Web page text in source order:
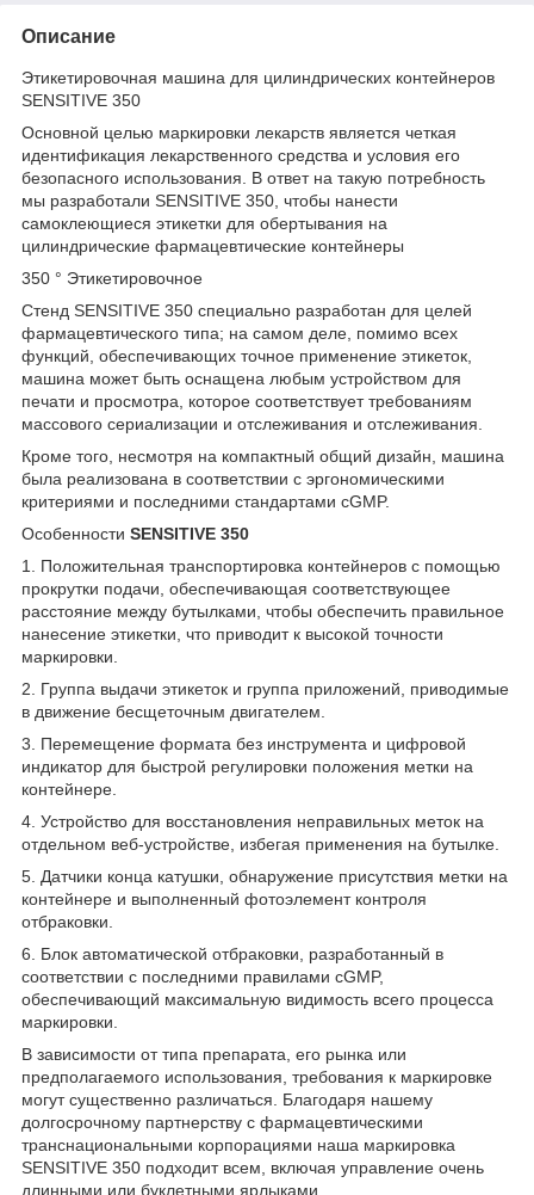
Описание
Этикетировочная машина для цилиндрических контейнеров
SENSITIVE 350
Основной целью маркировки лекарств является четкая
идентификация лекарственного средства и условия его
безопасного использования. В ответ на такую потребность
мы разработали SENSITIVE 350, чтобы нанести
самоклеющиеся этикетки для обертывания на
цилиндрические фармацевтические контейнеры
350 ° Этикетировочное
Стенд SENSITIVE 350 специально разработан для целей
фармацевтического типа; на самом деле, помимо всех
функций, обеспечивающих точное применение этикеток,
машина может быть оснащена любым устройством для
печати и просмотра, которое соответствует требованиям
массового сериализации и отслеживания и отслеживания.
Кроме того, несмотря на компактный общий дизайн, машина
была реализована в соответствии с эргономическими
критериями и последними стандартами cGMP.
Особенности SENSITIVE 350
1. Положительная транспортировка контейнеров с помощью
прокрутки подачи, обеспечивающая соответствующее
расстояние между бутылками, чтобы обеспечить правильное
нанесение этикетки, что приводит к высокой точности
маркировки.
2. Группа выдачи этикеток и группа приложений, приводимые
в движение бесщеточным двигателем.
3. Перемещение формата без инструмента и цифровой
индикатор для быстрой регулировки положения метки на
контейнере.
4. Устройство для восстановления неправильных меток на
отдельном веб-устройстве, избегая применения на бутылке.
5. Датчики конца катушки, обнаружение присутствия метки на
контейнере и выполненный фотоэлемент контроля
отбраковки.
6. Блок автоматической отбраковки, разработанный в
соответствии с последними правилами cGMP,
обеспечивающий максимальную видимость всего процесса
маркировки.
В зависимости от типа препарата, его рынка или
предполагаемого использования, требования к маркировке
могут существенно различаться. Благодаря нашему
долгосрочному партнерству с фармацевтическими
транснациональными корпорациями наша маркировка
SENSITIVE 350 подходит всем, включая управление очень
длинными или буклетными ярлыками.